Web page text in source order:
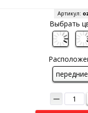
Артикул:
Выбрать
передние